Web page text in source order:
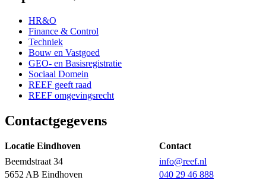
HR&O
Finance & Control
Techniek
Bouw en Vastgoed
GEO- en Basisregistratie
Sociaal Domein
REEF geeft raad
REEF omgevingsrecht
Contactgegevens
Locatie Eindhoven
Contact
Beemdstraat 34
info@reef.nl
5652 AB Eindhoven
040 29 46 888